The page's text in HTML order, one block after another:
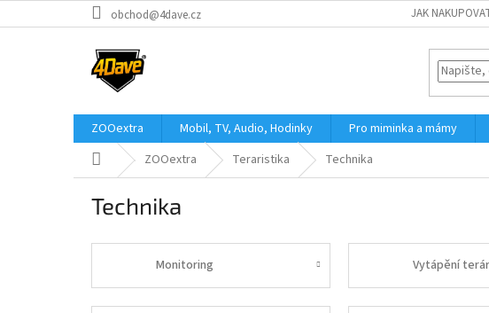
na
obchod@4dave.cz JAK
ZOOextra Mobil, TV, Audio, Hodinky Pro miminka a mámy
Domů ZOOextra Teraristika Technika
Technika
Monitoring Vytápění